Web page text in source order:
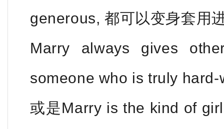
generous, 都可以变身套用
Marry always gives
someone who is truly hard-
或是Marry is the kind of